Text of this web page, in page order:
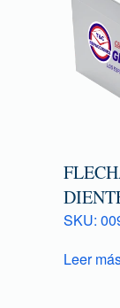
SKU:
Leer